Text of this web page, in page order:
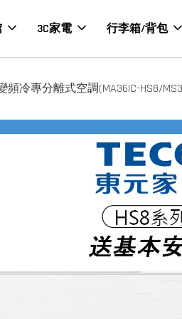
3C家電 行李箱/背包
頻冷專分離式空調(MA36IC-HS8/